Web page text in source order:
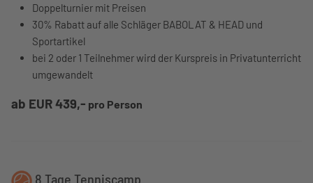
Doppelturnier mit Preisen
30% Rabatt auf alle Schläger BABOLAT & HEAD und
Sportartikel
bei 2 oder 1 Teilnehmer wird der Kurspreis in Privatunterricht
umgewandelt
ab EUR 439,- pro Person
8 Tage Tenniscamp